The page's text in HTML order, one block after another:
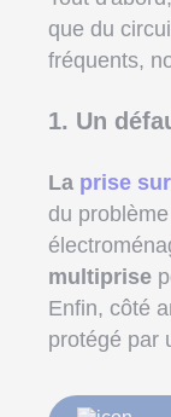
que du
fréquents,
1. Un
La prise
du
multiprise
Enfin, côté
protégé par